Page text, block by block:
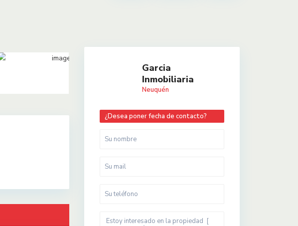
Garcia
Inmobiliaria
Neuquén
¿Desea poner fecha de contacto?